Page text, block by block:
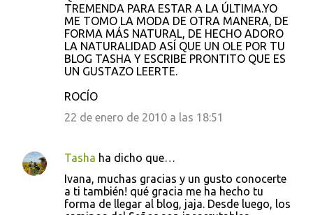
TREMENDA PARA ESTAR A LA ÚLTIMA.YO
ME TOMO LA MODA DE OTRA MANERA, DE
FORMA MÁS NATURAL, DE HECHO ADORO
LA NATURALIDAD ASÍ QUE UN OLE POR TU
BLOG TASHA Y ESCRIBE PRONTITO QUE ES
UN GUSTAZO LEERTE.
ROCÍO
22 de enero de 2010 a las 18:51
Tasha ha dicho que…
Ivana, muchas gracias y un gusto conocerte
a ti también! qué gracia me ha hecho tu
forma de llegar al blog, jaja. Desde luego, los